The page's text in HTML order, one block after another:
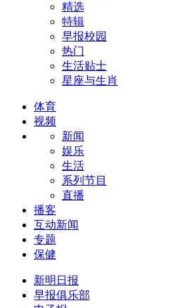
精选
特辑
早报校园
热门
生活贴士
星座与生肖
体育
视频
新闻
娱乐
生活
系列节目
直播
播客
互动新闻
专题
保健
新明日报
早报俱乐部